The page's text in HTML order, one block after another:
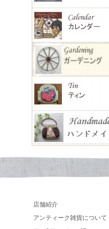
店舗紹介
アンティーク雑貨について